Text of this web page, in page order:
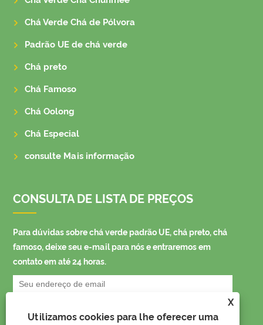
X
Utilizamos cookies para lhe oferecer uma
Chá Verde Chá de Pólvora
Padrão UE de chá verde
Chá preto
Chá Famoso
Chá Oolong
Chá Especial
consulte Mais informação
CONSULTA DE LISTA DE PREÇOS
Para dúvidas sobre chá verde padrão UE, chá preto, chá
famoso, deixe seu e-mail para nós e entraremos em
contato em até 24 horas.